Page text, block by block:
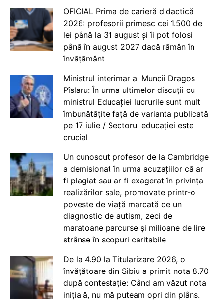
OFICIAL Prima de carieră didactică
2026: profesorii primesc cei 1.500 de
lei până la 31 august și îi pot folosi
până în august 2027 dacă rămân în
învățământ
Ministrul interimar al Muncii Dragos
Pîslaru: În urma ultimelor discuții cu
ministrul Educației lucrurile sunt mult
îmbunătățite față de varianta publicată
pe 17 iulie / Sectorul educației este
crucial
Un cunoscut profesor de la Cambridge
a demisionat în urma acuzațiilor că ar
fi plagiat sau ar fi exagerat în privința
realizărilor sale, promovate printr-o
poveste de viață marcată de un
diagnostic de autism, zeci de
maratoane parcurse și milioane de lire
strânse în scopuri caritabile
De la 4.90 la Titularizare 2026, o
învățătoare din Sibiu a primit nota 8.70
după contestație: Când am văzut nota
inițială, nu mă puteam opri din plâns.